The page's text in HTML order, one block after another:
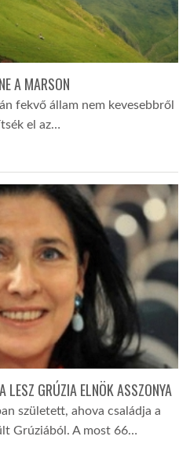
A MARSON
fekvő állam nem kevesebbről
el az…
LESZ GRÚZIA ELNÖK ASSZONYA
született, ahova családja a
Grúziából. A most 66…